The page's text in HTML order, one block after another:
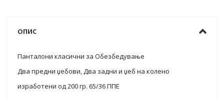
ОПИС
Панталони класични за Обезбедување
Два предни џебови, Два задни и џеб на колено
изработени од 200 гр. 65/36 ППЕ